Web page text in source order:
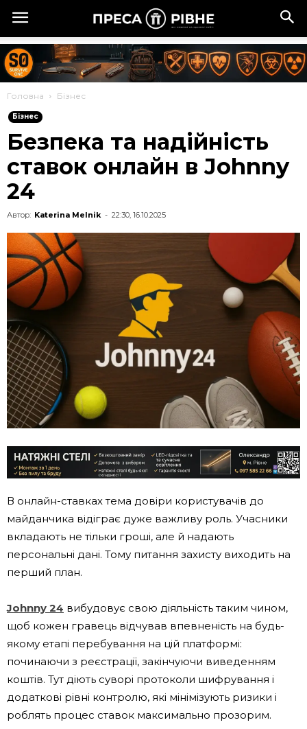
Головна Бізнес
Бізнес
Безпека та надійність
ставок онлайн в Johnny
24
Автор: Katerina Melnik - 22:30, 16.10.2025
В онлайн-ставках тема довіри користувачів до
майданчика відіграє дуже важливу роль. Учасники
вкладають не тільки гроші, але й надають
персональні дані. Тому питання захисту виходить на
перший план.
Johnny 24 вибудовує свою діяльність таким чином,
щоб кожен гравець відчував впевненість на будь-
якому етапі перебування на цій платформі:
починаючи з реєстрації, закінчуючи виведенням
коштів. Тут діють суворі протоколи шифрування і
додаткові рівні контролю, які мінімізують ризики і
роблять процес ставок максимально прозорим.